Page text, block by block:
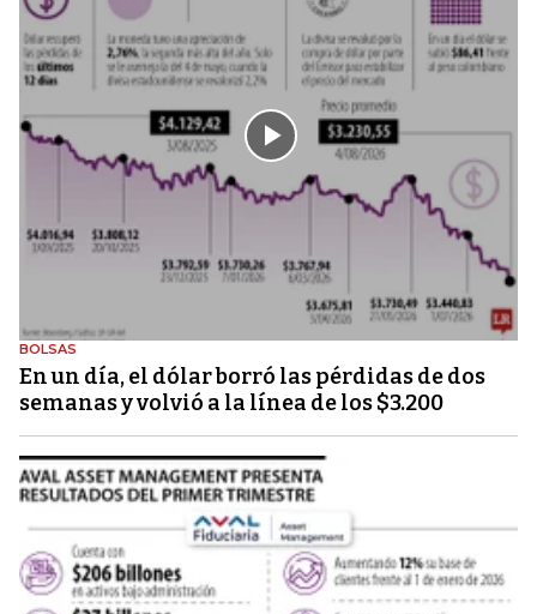
BOLSAS
En un día, el dólar borró las pérdidas de dos
semanas y volvió a la línea de los $3.200